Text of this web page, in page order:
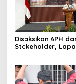
Disaksikan APH
Stakeholder,
Pemasyarakatan
dari Halinar